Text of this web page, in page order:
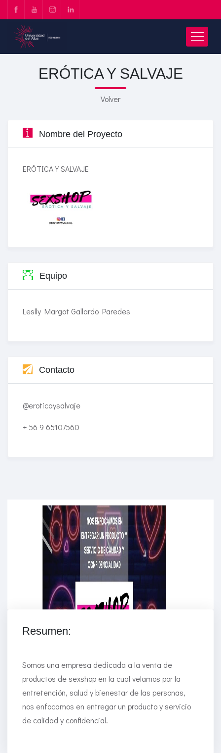
ERÓTICA Y SALVAJE
Volver
Nombre del Proyecto
ERÓTICA Y SALVAJE
Equipo
Leslly Margot Gallardo Paredes
Contacto
@eroticaysalvaje
+ 56 9 65107560
Get unlimited access to 2,000 of Educati’s top
courses for your team.
Join Now
Resumen:
Somos una empresa dedicada a la venta de
productos de sexshop en la cual velamos por la
entretención, salud y bienestar de las personas,
nos enfocamos en entregar un producto y servicio
de calidad y confidencial.